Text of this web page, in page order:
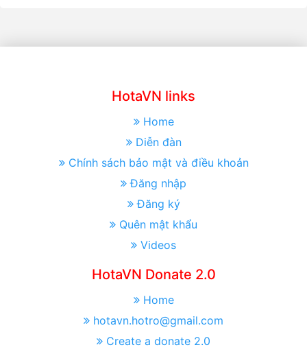
HotaVN links
Home
Diễn đàn
Chính sách bảo mật và điều khoản
Đăng nhập
Đăng ký
Quên mật khẩu
Videos
HotaVN Donate 2.0
Home
hotavn.hotro@gmail.com
Create a donate 2.0